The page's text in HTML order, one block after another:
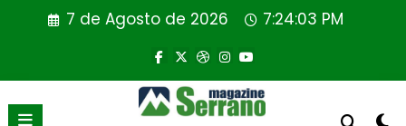
7 de Agosto de 2026 7:24:04 PM